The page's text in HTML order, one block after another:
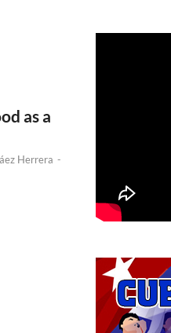
as a
Herrera -